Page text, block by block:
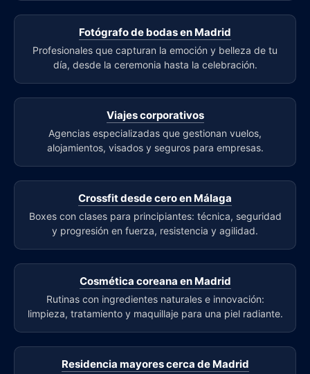
Fotógrafo de bodas en Madrid
Profesionales que capturan la emoción y belleza de tu
día, desde la ceremonia hasta la celebración.
Viajes corporativos
Agencias especializadas que gestionan vuelos,
alojamientos, visados y seguros para empresas.
Crossfit desde cero en Málaga
Boxes con clases para principiantes: técnica, seguridad
y progresión en fuerza, resistencia y agilidad.
Cosmética coreana en Madrid
Rutinas con ingredientes naturales e innovación:
limpieza, tratamiento y maquillaje para una piel radiante.
Residencia mayores cerca de Madrid